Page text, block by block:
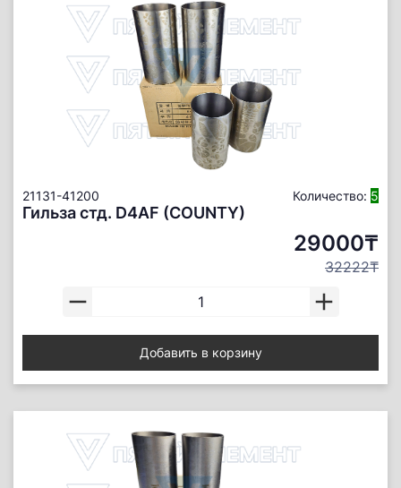
21131-41200 Количество: 5
Гильза стд. D4АF (COUNTY)
29000₸
32222₸
Добавить в корзину